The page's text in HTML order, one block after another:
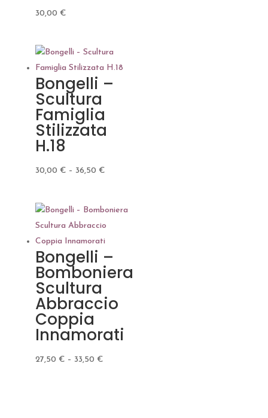
30,00 €
Bongelli –
Scultura
Famiglia
Stilizzata
H.18
30,00 € – 36,50 €
Bongelli –
Bomboniera
Scultura
Abbraccio
Coppia
Innamorati
27,50 € – 33,50 €